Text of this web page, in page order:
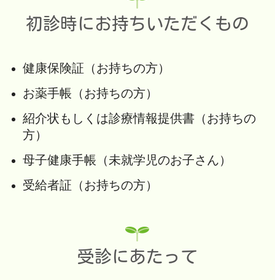
初診時にお持ちいただくもの
健康保険証（お持ちの方）
お薬手帳（お持ちの方）
紹介状もしくは診療情報提供書（お持ちの
方）
母子健康手帳（未就学児のお子さん）
受給者証（お持ちの方）
受診にあたって